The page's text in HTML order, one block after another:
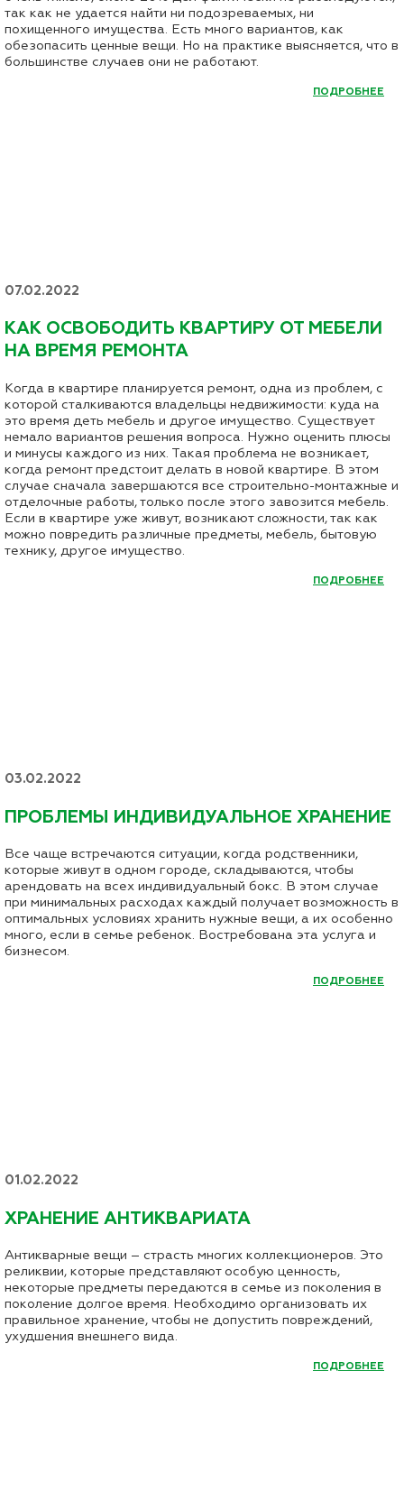
так как не удается найти ни подозреваемых, ни
похищенного имущества. Есть много вариантов, как
обезопасить ценные вещи. Но на практике выясняется, что в
большинстве случаев они не работают.
ПОДРОБНЕЕ
07.02.2022
КАК ОСВОБОДИТЬ КВАРТИРУ ОТ МЕБЕЛИ
НА ВРЕМЯ РЕМОНТА
Когда в квартире планируется ремонт, одна из проблем, с
которой сталкиваются владельцы недвижимости: куда на
это время деть мебель и другое имущество. Существует
немало вариантов решения вопроса. Нужно оценить плюсы
и минусы каждого из них. Такая проблема не возникает,
когда ремонт предстоит делать в новой квартире. В этом
случае сначала завершаются все строительно-монтажные и
отделочные работы, только после этого завозится мебель.
Если в квартире уже живут, возникают сложности, так как
можно повредить различные предметы, мебель, бытовую
технику, другое имущество.
ПОДРОБНЕЕ
03.02.2022
ПРОБЛЕМЫ ИНДИВИДУАЛЬНОЕ ХРАНЕНИЕ
Все чаще встречаются ситуации, когда родственники,
которые живут в одном городе, складываются, чтобы
арендовать на всех индивидуальный бокс. В этом случае
при минимальных расходах каждый получает возможность в
оптимальных условиях хранить нужные вещи, а их особенно
много, если в семье ребенок. Востребована эта услуга и
бизнесом.
ПОДРОБНЕЕ
01.02.2022
ХРАНЕНИЕ АНТИКВАРИАТА
Антикварные вещи – страсть многих коллекционеров. Это
реликвии, которые представляют особую ценность,
некоторые предметы передаются в семье из поколения в
поколение долгое время. Необходимо организовать их
правильное хранение, чтобы не допустить повреждений,
ухудшения внешнего вида.
ПОДРОБНЕЕ